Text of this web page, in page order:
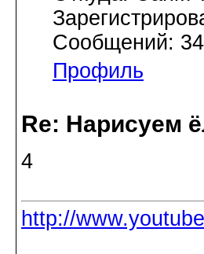
Сообщений:
Профиль
Re: Нарисуем
4
http://